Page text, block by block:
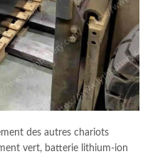
des autres chariots
vert, batterie lithium-ion